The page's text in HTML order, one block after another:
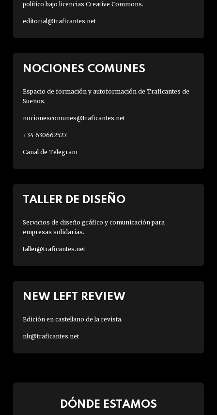
político bajo licencias Creative Commons.
editorial@traficantes.net
NOCIONES COMUNES
Espacio de formación y autoformación de Traficantes de
Sueños.
nocionescomunes@traficantes.net
+34 630662527
Canal de Telegram
TALLER DE DISEÑO
Servicios de diseño gráfico y comunicación para
empresas solidarias.
taller@traficantes.net
NEW LEFT REVIEW
Edición en castellano de la revista.
nlr@traficantes.net
DÓNDE ESTAMOS